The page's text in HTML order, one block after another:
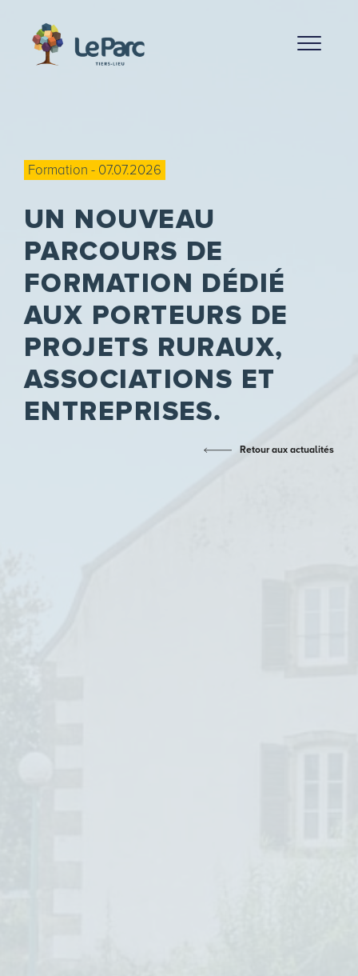
Formation - 07.07.2026
UN NOUVEAU
PARCOURS DE
FORMATION DÉDIÉ
AUX PORTEURS DE
PROJETS RURAUX,
ASSOCIATIONS ET
ENTREPRISES.
Retour aux actualités